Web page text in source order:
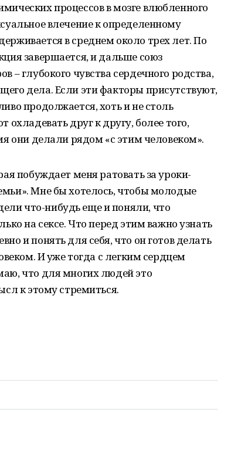
процессов в мозге влюбленного
влечение к определенному
в среднем около трех лет. По
завершается, и дальше союз
– глубокого чувства сердечного родства,
дела. Если эти факторы присутствуют,
продолжается, хоть и не столь
друг к другу, более того,
они делали рядом «с этим человеком».
побуждает меня ратовать за уроки-
Мне бы хотелось, чтобы молодые
что-нибудь еще и поняли, что
на сексе. Что перед этим важно узнать
и понять для себя, что он готов делать
И уже тогда с легким сердцем
что для многих людей это
к этому стремиться.